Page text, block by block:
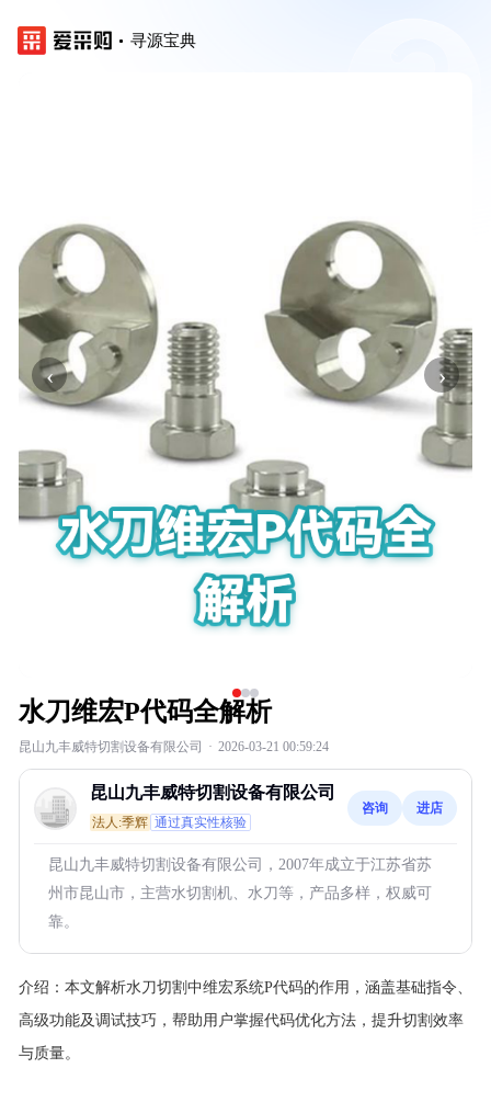
寻源宝典
‹ ›
水刀维宏P代码全解析
昆山九丰威特切割设备有限公司 · 2026-03-21 00:59:24
昆山九丰威特切割设备有限公司
法人:季辉 通过真实性核验
咨询 进店
昆山九丰威特切割设备有限公司，2007年成立于江苏省苏
州市昆山市，主营水切割机、水刀等，产品多样，权威可
靠。
介绍： 本文解析水刀切割中维宏系统P代码的作用，涵盖基础指令、
高级功能及调试技巧，帮助用户掌握代码优化方法，提升切割效率
与质量。